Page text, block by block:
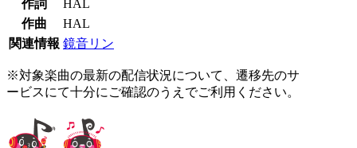
作詞
HAL
作曲
HAL
関連情報 鏡音リン
※対象楽曲の最新の配信状況について、遷移先のサ
ービスにて十分にご確認のうえでご利用ください。